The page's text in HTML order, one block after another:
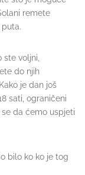
remete
voljni,
do njih
je dan još
sati, ograničeni
da ćemo uspjeti
bilo ko ko je tog